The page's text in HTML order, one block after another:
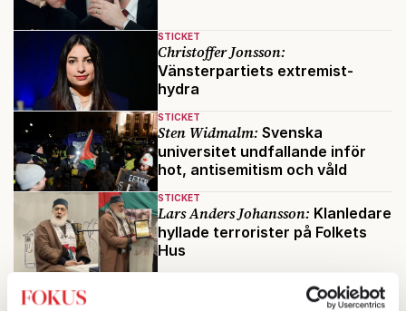
STICKET
Christoffer Jonsson:
Vänsterpartiets extremist-
hydra
STICKET
Sten Widmalm: Svenska
universitet undfallande inför
hot, antisemitism och våld
STICKET
Lars Anders Johansson: Klanledare
hyllade terrorister på Folkets
Hus
Mest lästa